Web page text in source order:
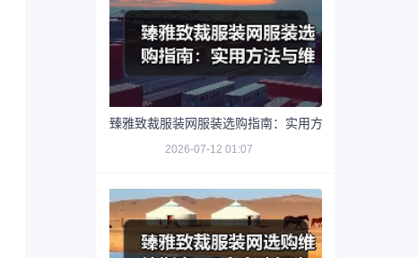
臻雅致裁服装网服装选购指南：实用方法与维护技巧
2026-07-12 01:07